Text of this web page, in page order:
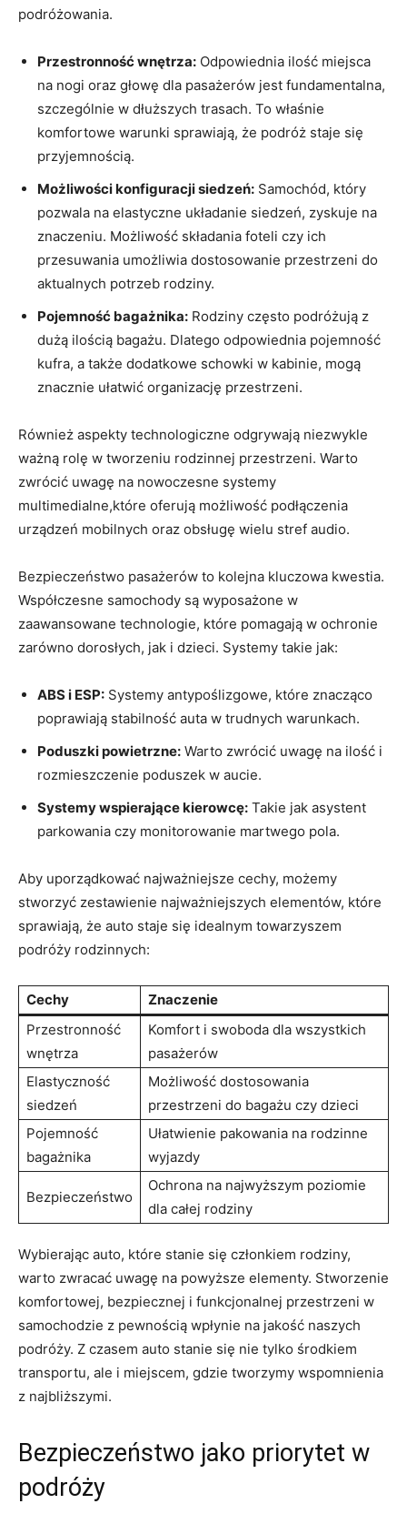
podróżowania.
Przestronność wnętrza: Odpowiednia ilość miejsca
na nogi oraz głowę dla pasażerów jest fundamentalna,
szczególnie w dłuższych trasach. To właśnie
komfortowe warunki sprawiają, że podróż staje się
przyjemnością.
Możliwości konfiguracji siedzeń: Samochód, który
pozwala na elastyczne układanie siedzeń, zyskuje na
znaczeniu. Możliwość składania foteli czy ich
przesuwania umożliwia dostosowanie przestrzeni do
aktualnych potrzeb rodziny.
Pojemność bagażnika: Rodziny często podróżują z
dużą ilością bagażu. Dlatego odpowiednia pojemność
kufra, a także dodatkowe schowki w kabinie, mogą
znacznie ułatwić organizację przestrzeni.
Również aspekty technologiczne odgrywają niezwykle
ważną rolę w tworzeniu rodzinnej przestrzeni. Warto
zwrócić uwagę na nowoczesne systemy
multimedialne,które oferują możliwość podłączenia
urządzeń mobilnych oraz obsługę wielu stref audio.
Bezpieczeństwo pasażerów to kolejna kluczowa kwestia.
Współczesne samochody są wyposażone w
zaawansowane technologie, które pomagają w ochronie
zarówno dorosłych, jak i dzieci. Systemy takie jak:
ABS i ESP: Systemy antypoślizgowe, które znacząco
poprawiają stabilność auta w trudnych warunkach.
Poduszki powietrzne: Warto zwrócić uwagę na ilość i
rozmieszczenie poduszek w aucie.
Systemy wspierające kierowcę: Takie jak asystent
parkowania czy monitorowanie martwego pola.
Aby uporządkować najważniejsze cechy, możemy
stworzyć zestawienie najważniejszych elementów, które
sprawiają, że auto staje się idealnym towarzyszem
podróży rodzinnych:
Cechy
Znaczenie
Przestronność
wnętrza
Komfort i swoboda dla wszystkich
pasażerów
Elastyczność
siedzeń
Możliwość dostosowania
przestrzeni do bagażu czy dzieci
Pojemność
bagażnika
Ułatwienie pakowania na rodzinne
wyjazdy
Bezpieczeństwo
Ochrona na najwyższym poziomie
dla całej rodziny
Wybierając auto, które stanie się członkiem rodziny,
warto zwracać uwagę na powyższe elementy. Stworzenie
komfortowej, bezpiecznej i funkcjonalnej przestrzeni w
samochodzie z pewnością wpłynie na jakość naszych
podróży. Z czasem auto stanie się nie tylko środkiem
transportu, ale i miejscem, gdzie tworzymy wspomnienia
z najbliższymi.
Bezpieczeństwo jako priorytet w
podróży